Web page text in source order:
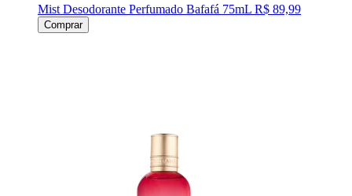
Mist Desodorante Perfumado Bafafá 75mL R$ 89,99
Comprar